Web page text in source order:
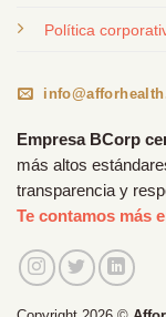
Política
Empresa BCorp
más altos
transparencia y
Te contamos más